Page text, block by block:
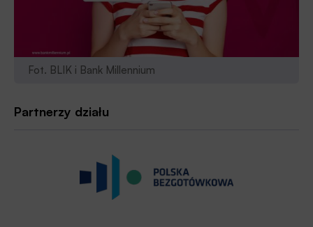
Fot. BLIK i Bank Millennium
Partnerzy działu